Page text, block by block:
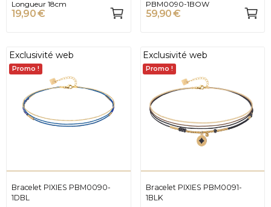
Longueur 18cm
19,90 €
PBM0090-1BOW
59,90 €
Exclusivité web
Promo !
Bracelet PIXIES PBM0090-
1DBL
Exclusivité web
Promo !
Bracelet PIXIES PBM0091-
1BLK